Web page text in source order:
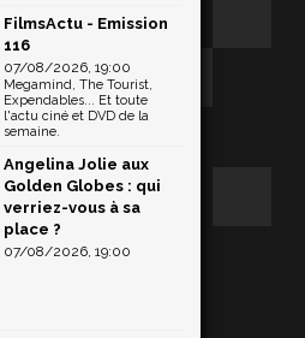
FilmsActu - Emission
116
07/08/2026, 19:00
Megamind, The Tourist,
Expendables... Et toute
l'actu ciné et DVD de la
semaine.
Angelina Jolie aux
Golden Globes : qui
verriez-vous à sa
place ?
07/08/2026, 19:00